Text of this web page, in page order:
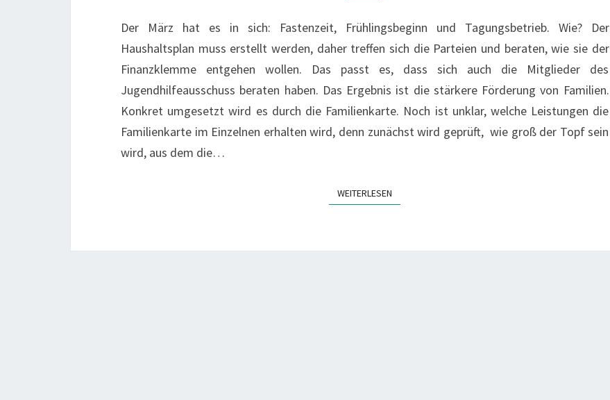
Der März hat es in sich: Fastenzeit, Frühlingsbeginn und Tagungsbetrieb. Wie? Der
Haushaltsplan muss erstellt werden, daher treffen sich die Parteien und beraten, wie sie der
Finanzklemme entgehen wollen. Das passt es, dass sich auch die Mitglieder des
Jugendhilfeausschuss beraten haben. Das Ergebnis ist die stärkere Förderung von Familien.
Konkret umgesetzt wird es durch die Familienkarte. Noch ist unklar, welche Leistungen die
Familienkarte im Einzelnen erhalten wird, denn zunächst wird geprüft, wie groß der Topf sein
wird, aus dem die…
WEITERLESEN